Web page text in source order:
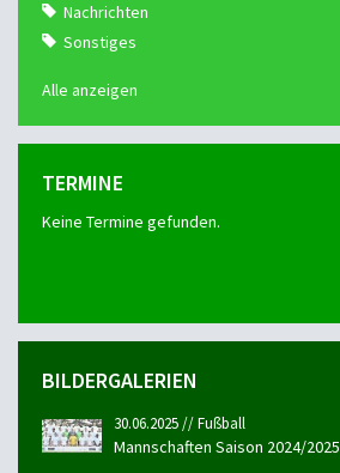
Nachrichten
Sonstiges
Alle anzeigen
TERMINE
Keine Termine gefunden.
BILDERGALERIEN
30.06.2025 // Fußball
Mannschaften Saison 2024/2025